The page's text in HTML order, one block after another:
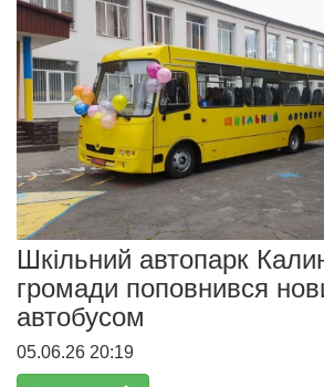
Шкільний автопарк
громади поповнився
автобусом
05.06.26 20:19